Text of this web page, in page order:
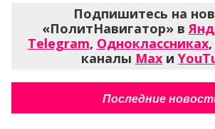
Подпишитесь на
«ПолитНавигатор» в
Telegram, Одноклассниках,
каналы Max и
Последние